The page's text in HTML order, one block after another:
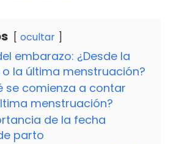
ocultar
embarazo: ¿Desde la
la última menstruación?
se comienza a contar
menstruación?
de la fecha
parto